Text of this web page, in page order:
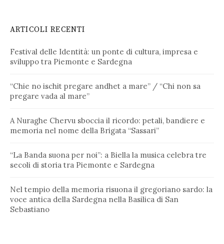
ARTICOLI RECENTI
Festival delle Identità: un ponte di cultura, impresa e
sviluppo tra Piemonte e Sardegna
“Chie no ischit pregare andhet a mare” / “Chi non sa
pregare vada al mare”
A Nuraghe Chervu sboccia il ricordo: petali, bandiere e
memoria nel nome della Brigata “Sassari”
“La Banda suona per noi”: a Biella la musica celebra tre
secoli di storia tra Piemonte e Sardegna
Nel tempio della memoria risuona il gregoriano sardo: la
voce antica della Sardegna nella Basilica di San
Sebastiano